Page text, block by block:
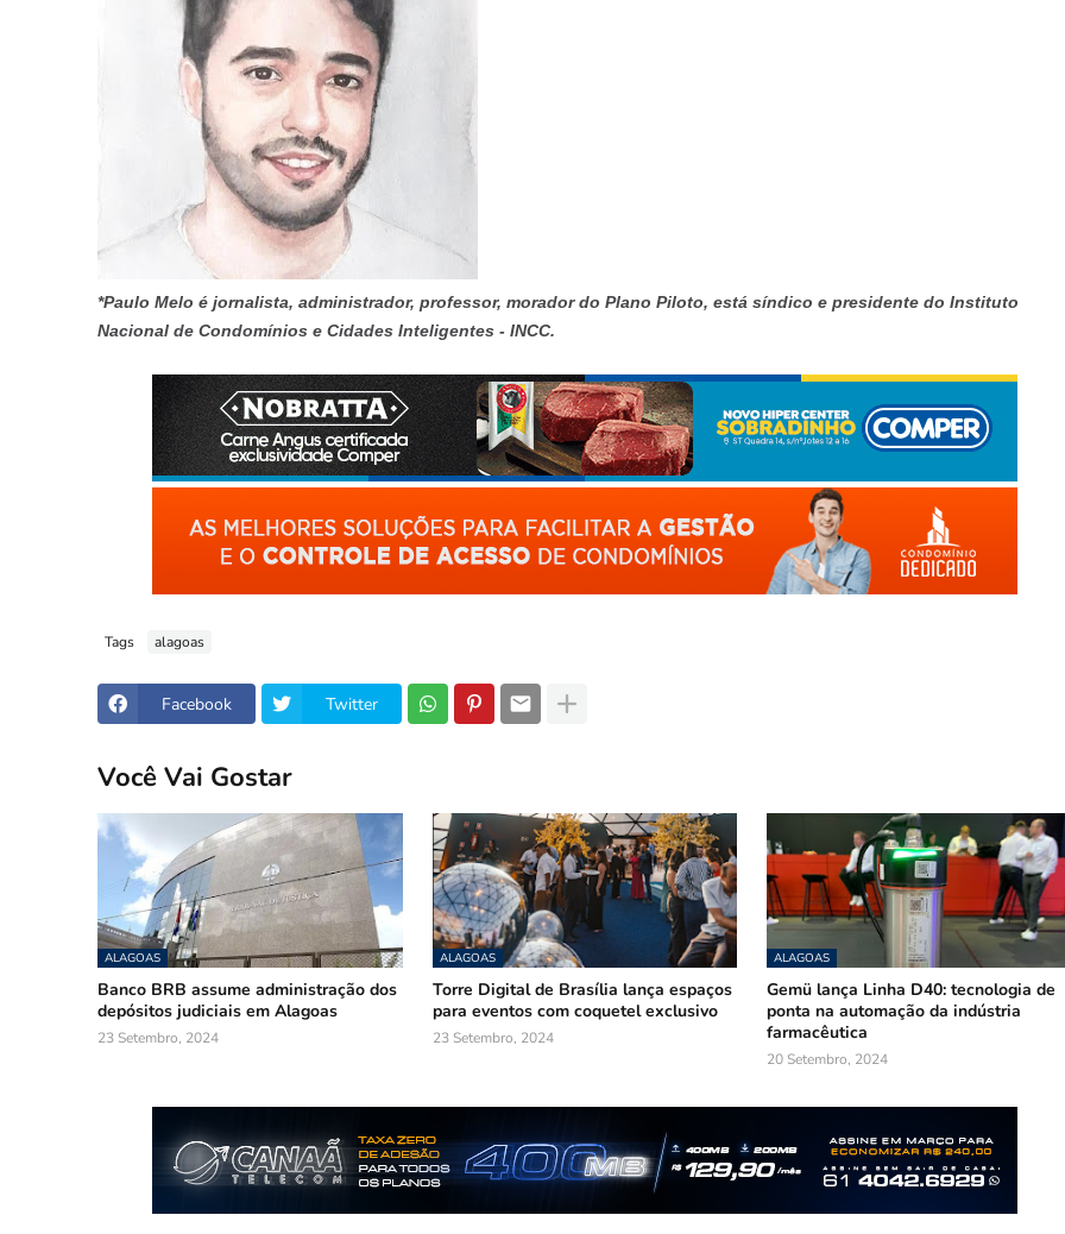
*Paulo Melo é jornalista, administrador, professor, morador do Plano Piloto, está síndico e presidente do Instituto
Nacional de Condomínios e Cidades Inteligentes - INCC.
Tags alagoas
Facebook Twitter
Você Vai Gostar
ALAGOAS
Banco BRB assume administração dos
depósitos judiciais em Alagoas
23 Setembro, 2024
ALAGOAS
Torre Digital de Brasília lança espaços
para eventos com coquetel exclusivo
23 Setembro, 2024
ALAGOAS
Gemü lança Linha D40: tecnologia de
ponta na automação da indústria
farmacêutica
20 Setembro, 2024